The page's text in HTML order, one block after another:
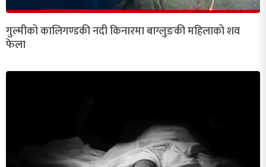
गुल्मीको कालिगण्डकी नदी किनारमा बाग्लुङकी महिलाको शव
फेला